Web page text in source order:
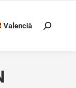
Valencià Search: